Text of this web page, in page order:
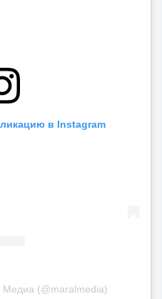
в Instagram
Медиа (@maralmedia)